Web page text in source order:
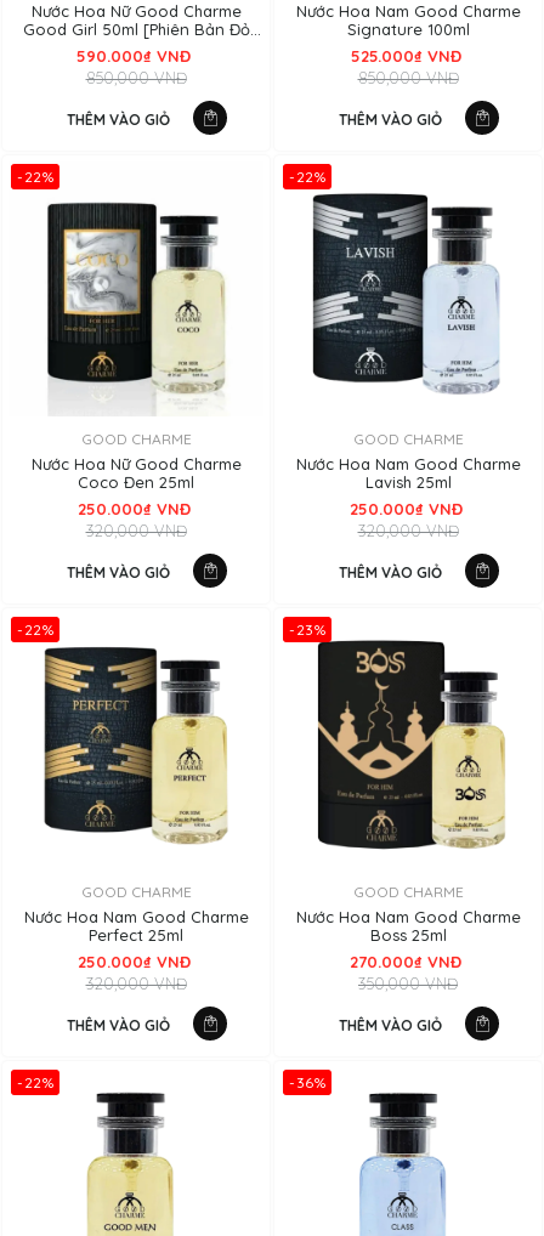
Nước Hoa Nữ Good Charme
Good Girl 50ml [Phiên Bản Đỏ
2025]
590.000₫ VNĐ
850,000 VNĐ
THÊM VÀO GIỎ
Nước Hoa Nam Good Charme
Signature 100ml
525.000₫ VNĐ
850,000 VNĐ
THÊM VÀO GIỎ
-22%
GOOD CHARME
Nước Hoa Nữ Good Charme
Coco Đen 25ml
250.000₫ VNĐ
320,000 VNĐ
THÊM VÀO GIỎ
-22%
GOOD CHARME
Nước Hoa Nam Good Charme
Lavish 25ml
250.000₫ VNĐ
320,000 VNĐ
THÊM VÀO GIỎ
-22%
GOOD CHARME
Nước Hoa Nam Good Charme
Perfect 25ml
250.000₫ VNĐ
320,000 VNĐ
THÊM VÀO GIỎ
-23%
GOOD CHARME
Nước Hoa Nam Good Charme
Boss 25ml
270.000₫ VNĐ
350,000 VNĐ
THÊM VÀO GIỎ
-22% -36%